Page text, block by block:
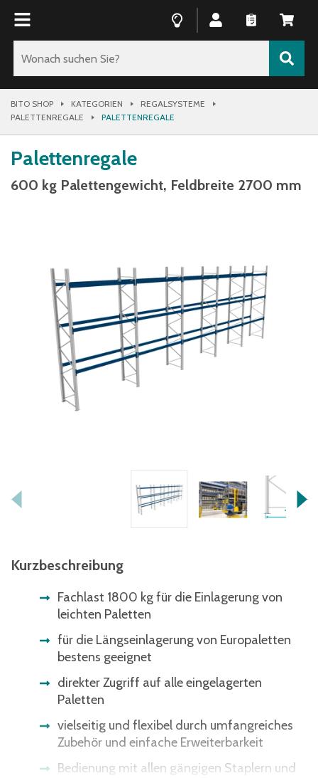
BITO SHOP KATEGORIEN
REGALSYSTEME
PALETTENREGALE
PALETTENREGALE
Palettenregale
600 kg Palettengewicht, Feldbreite 2700 mm
Kurzbeschreibung
Fachlast 1800 kg für die Einlagerung von
leichten Paletten
für die Längseinlagerung von Europaletten
bestens geeignet
direkter Zugriff auf alle eingelagerten
Paletten
vielseitig und flexibel durch umfangreiches
Zubehör und einfache Erweiterbarkeit
Bedienung mit allen gängigen Staplern und